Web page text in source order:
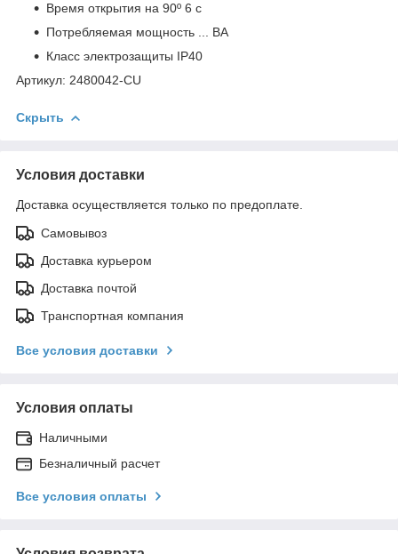
Время открытия на 90º 6 с
Потребляемая мощность ... ВА
Класс электрозащиты IP40
Артикул: 2480042-CU
Скрыть
Условия доставки
Доставка осуществляется только по предоплате.
Самовывоз
Доставка курьером
Доставка почтой
Транспортная компания
Все условия доставки
Условия оплаты
Наличными
Безналичный расчет
Все условия оплаты